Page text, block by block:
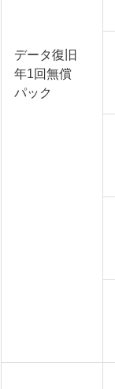
データ復旧
年1回無償
パック